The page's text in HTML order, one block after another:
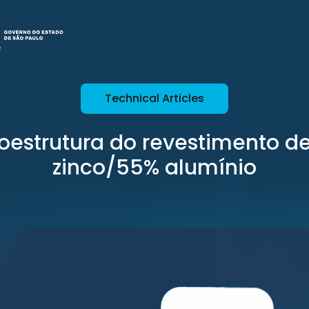
Technical Articles
do revestimento
zinco/55% alumínio